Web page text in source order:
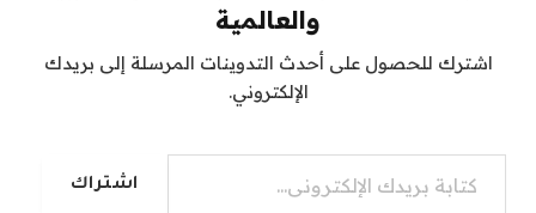
والعالمية
اشترك للحصول على أحدث التدوينات المرسلة إلى بريدك
الإلكتروني.
كتابة بريدك الإلكتروني...
اشتراك